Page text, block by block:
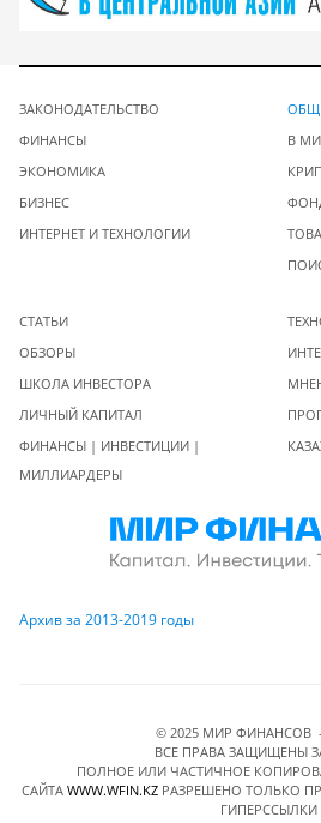
ЗАКОНОДАТЕЛЬСТВО
ФИНАНСЫ
ЭКОНОМИКА
БИЗНЕС
ИНТЕРНЕТ И ТЕХНОЛОГИИ
В
СТАТЬИ
ОБЗОРЫ
ШКОЛА ИНВЕСТОРА
ЛИЧНЫЙ КАПИТАЛ
ФИНАНСЫ | ИНВЕСТИЦИИ |
МИЛЛИАРДЕРЫ
Архив за 2013-2019 годы
© 2025 МИР ФИНАНСОВ -
ВСЕ ПРАВА ЗАЩИЩЕНЫ
ПОЛНОЕ ИЛИ ЧАСТИЧНОЕ
САЙТА WWW.WFIN.KZРАЗРЕШЕНО ТОЛЬКО
ГИПЕРССЫЛКИ